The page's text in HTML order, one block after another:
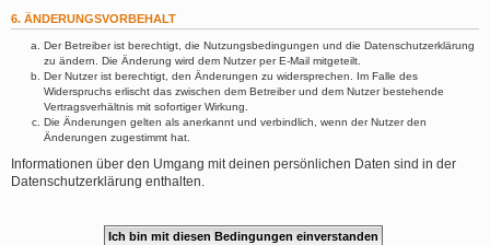
6. ÄNDERUNGSVORBEHALT
Der Betreiber ist berechtigt, die Nutzungsbedingungen und die Datenschutzerklärung
zu ändern. Die Änderung wird dem Nutzer per E-Mail mitgeteilt.
Der Nutzer ist berechtigt, den Änderungen zu widersprechen. Im Falle des
Widerspruchs erlischt das zwischen dem Betreiber und dem Nutzer bestehende
Vertragsverhältnis mit sofortiger Wirkung.
Die Änderungen gelten als anerkannt und verbindlich, wenn der Nutzer den
Änderungen zugestimmt hat.
Informationen über den Umgang mit deinen persönlichen Daten sind in der
Datenschutzerklärung enthalten.